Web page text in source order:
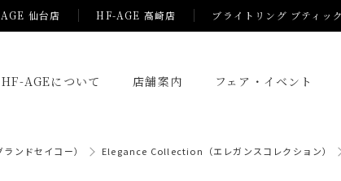
仙台店 HF-AGE 高崎店 ブライトリング ブティッ
HF-AGEについて 店舗案内 フェア・イベント
ンドセイコー） Elegance Collection（エレガンスコレクション）